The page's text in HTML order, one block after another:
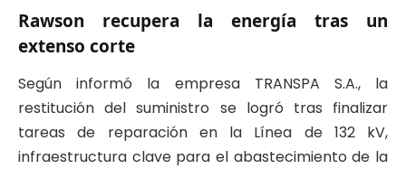
Rawson recupera la energía tras un
extenso corte
Según informó la empresa TRANSPA S.A., la
restitución del suministro se logró tras finalizar
tareas de reparación en la Línea de 132 kV,
infraestructura clave para el abastecimiento de la